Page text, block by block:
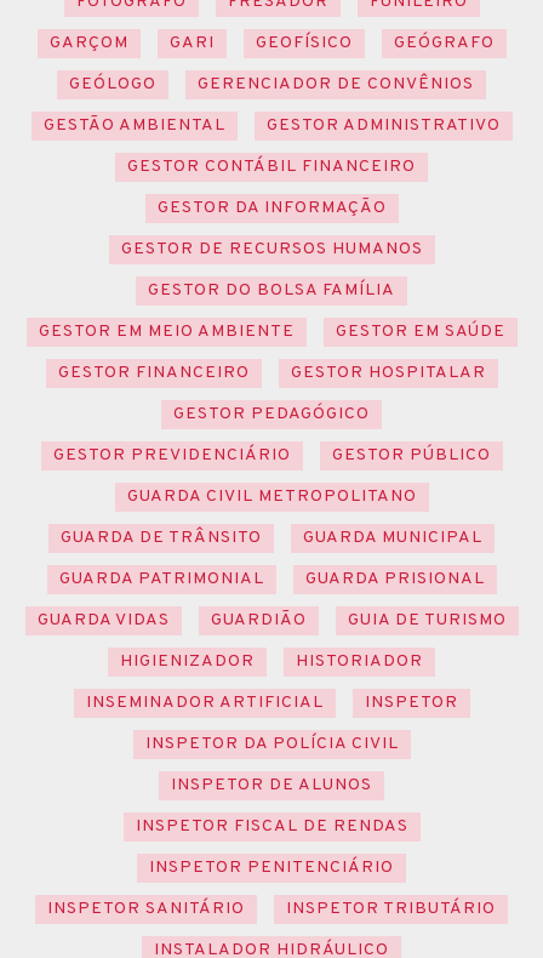
GARÇOM
GARI GEOFÍSICO
GEÓGRAFO
GEÓLOGO
GERENCIADOR DE CONVÊNIOS
GESTÃO AMBIENTAL
GESTOR ADMINISTRATIVO
GESTOR CONTÁBIL FINANCEIRO
GESTOR DA INFORMAÇÃO
GESTOR DE RECURSOS HUMANOS
GESTOR DO BOLSA FAMÍLIA
GESTOR EM MEIO AMBIENTE
GESTOR EM SAÚDE
GESTOR FINANCEIRO
GESTOR HOSPITALAR
GESTOR PEDAGÓGICO
GESTOR PREVIDENCIÁRIO
GESTOR PÚBLICO
GUARDA CIVIL METROPOLITANO
GUARDA DE TRÂNSITO
GUARDA MUNICIPAL
GUARDA PATRIMONIAL
GUARDA PRISIONAL
GUARDA VIDAS
GUARDIÃO
GUIA DE TURISMO
HIGIENIZADOR
HISTORIADOR
INSEMINADOR ARTIFICIAL
INSPETOR
INSPETOR DA POLÍCIA CIVIL
INSPETOR DE ALUNOS
INSPETOR FISCAL DE RENDAS
INSPETOR PENITENCIÁRIO
INSPETOR SANITÁRIO
INSPETOR TRIBUTÁRIO
INSTALADOR HIDRÁULICO